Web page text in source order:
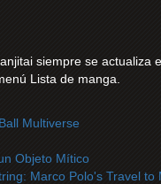
siempre se actualiza
Lista de manga.
Multiverse
Objeto Mítico
Marco Polo's Travel to